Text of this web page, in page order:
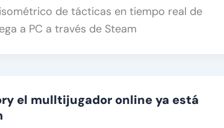
de tácticas en tiempo real de
a PC a través de Steam
el mulltijugador online ya está